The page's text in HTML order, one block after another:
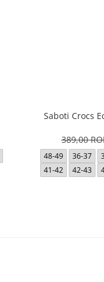
Saboti Crocs
389,00
48-49 36-37
41-42
42-43